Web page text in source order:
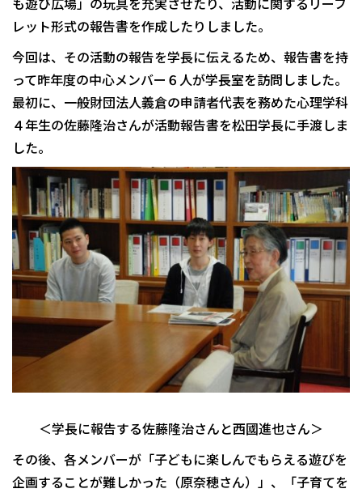
レット形式の報告書を作成したりしました。
今回は、その活動の報告を学長に伝えるため、報告書を持
って昨年度の中心メンバー６人が学長室を訪問しました。
最初に、一般財団法人義倉の申請者代表を務めた心理学科
４年生の佐藤隆治さんが活動報告書を松田学長に手渡しま
した。
＜学長に報告する佐藤隆治さんと西國進也さん＞
その後、各メンバーが「子どもに楽しんでもらえる遊びを
企画することが難しかった（原奈穂さん）」、「子育てを